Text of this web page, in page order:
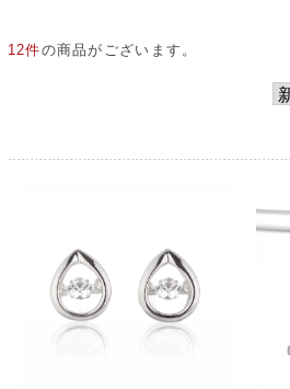
12件の商品がございます。